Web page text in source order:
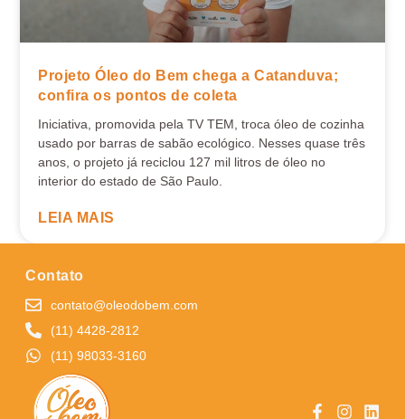
Projeto Óleo do Bem chega a Catanduva;
confira os pontos de coleta
Iniciativa, promovida pela TV TEM, troca óleo de cozinha
usado por barras de sabão ecológico. Nesses quase três
anos, o projeto já reciclou 127 mil litros de óleo no
interior do estado de São Paulo.
LEIA MAIS
Contato
contato@oleodobem.com
(11) 4428-2812
(11) 98033-3160